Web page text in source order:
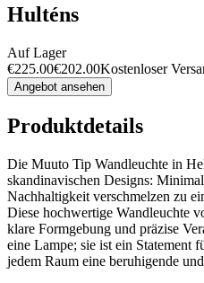
Hulténs
Auf Lager
€225.00€202.00Kostenloser
Angebot ansehen
Produktdetails
Die Muuto Tip Wandleuchte in
skandinavischen Designs:
Nachhaltigkeit verschmelzen zu
Diese hochwertige Wandleuchte
klare Formgebung und präzise
eine Lampe; sie ist ein Statement
jedem Raum eine beruhigende